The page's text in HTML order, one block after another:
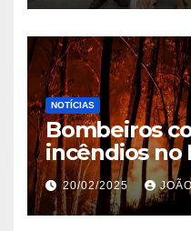
NOTÍCIAS
Bombeiros
incêndios no
em 2025
20/02/2025